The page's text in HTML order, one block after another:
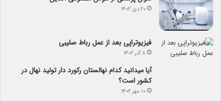
۲۰ دی ۱۴۰۲
فیزیوتراپی بعد از عمل رباط صلیبی
۸ آذر ۱۴۰۲
آیا می­دانید کدام نهالستان رکورد دار تولید نهال­ در
کشور است؟
۱۰ مهر ۱۴۰۲